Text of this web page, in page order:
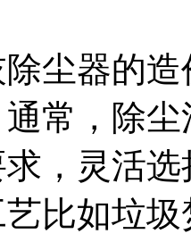
尘器的
常，除
，灵活
比如垃